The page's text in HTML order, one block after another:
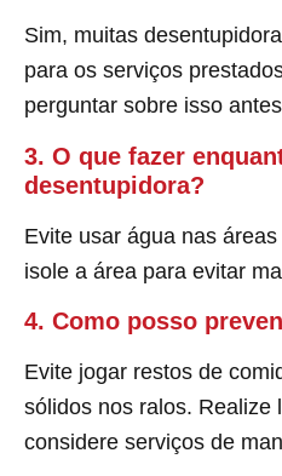
Sim, muitas
para os serviços
perguntar sobre isso
3. O que fazer
desentupidora?
Evite usar água nas
isole a área para evitar
4. Como posso
Evite jogar restos de
sólidos nos ralos. Realize
considere serviços de